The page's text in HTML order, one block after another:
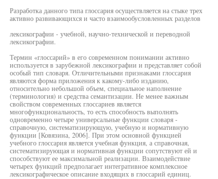
Разработка данного типа глоссария осуществляется на стыке трех
активно развивающихся и часто взаимообусловленных разделов
лексикографии - учебной, научно-технической и переводной
лексикографии.
Термин «глоссарий» в его современном понимании активно
используется в зарубежной лексикографии и представляет собой
особый тип словаря. Отличительными признаками глоссария
являются форма приложения к какому-либо изданию,
относительно небольшой объем, специальное наполнение
(терминология) и средства семантизации. Не менее важным
свойством современных глоссариев является
многофункциональность, то есть способность выполнять
одновременно четыре универсальные функции словаря -
справочную, систематизирующую, учебную и нормативную
функции [Ковязина, 2006]. При этом основной функцией
учебного глоссария является учебная функция, а справочная,
систематизирующая и нормативная функции сопутствуют ей и
способствуют ее максимальной реализации. Взаимодействие
четырех функций предполагает интегративное комплексное
лексикографическое описание входящих в глоссарий единиц.